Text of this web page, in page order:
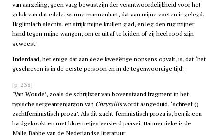
van aarzeling, geen vaag bewustzijn der verantwoordelijkheid voor het
geluk van dat edele, warme mannenhart, dat aan mijne voeten is gelegd.
Ik glimlach slechts, en strijk mijne krullen glad, en leg den rug mijner
hand tegen mijne wangen, om er uit af te leiden of zij heel rood zijn
geweest.’
Inderdaad, het enige dat aan deze kweeërige nonsens opvalt, is, dat ‘het
geschreven is in de eerste persoon en in de tegenwoordige tijd’.
[p. 238]
‘Van Woude’, zoals de schrijfster van bovenstaand fragment in het
typische sergeantenjargon van Chrysalliswordt aangeduid, ‘schreef ()
zachtfeministisch proza’. Als dit zacht-feministisch proza is, ben ik een
hardgekookt en met bloemetjes versierd paasei. Hannemieke is de
Malle Babbe van de Nederlandse literatuur.